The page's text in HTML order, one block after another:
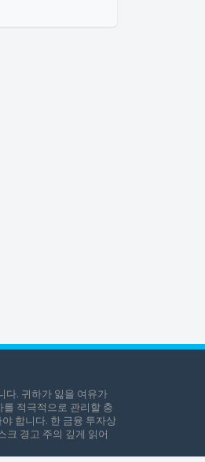
다. 귀하가 잃을 여유가
적극적으로 관리할 충
합니다. 한 금융 투자상
크 경고 주의 깊게 읽어